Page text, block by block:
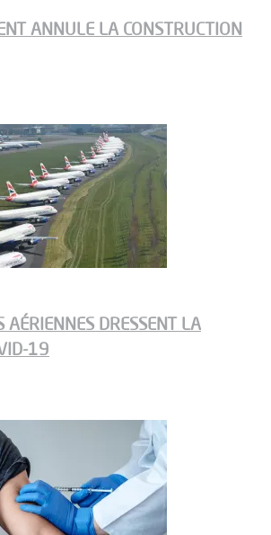
ANNULE LA CONSTRUCTION
AÉRIENNES DRESSENT LA
19